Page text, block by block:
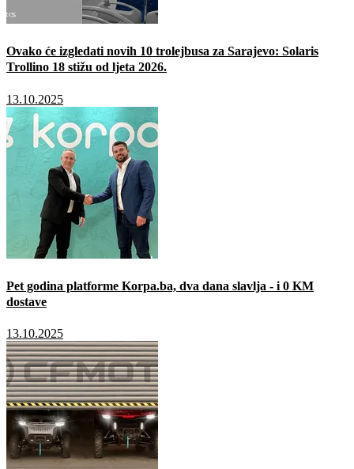
Ovako će izgledati novih 10 trolejbusa za Sarajevo: Solaris
Trollino 18 stižu od ljeta 2026.
13.10.2025
Pet godina platforme Korpa.ba, dva dana slavlja - i 0 KM
dostave
13.10.2025